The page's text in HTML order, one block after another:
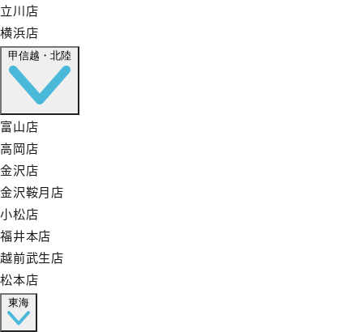
立川店
横浜店
甲信越・北陸
富山店
高岡店
金沢店
金沢鞍月店
小松店
福井本店
越前武生店
松本店
東海